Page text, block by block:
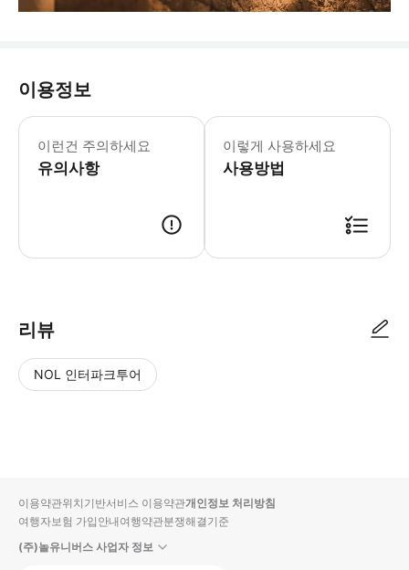
이용정보
이런건 주의하세요
유의사항
이렇게 사용하세요
사용방법
리뷰
NOL 인터파크투어
입니
다.
순
상
이용약관위치기반서비스 이용약관개인정보 처리방침
여행자보험 가입안내여행약관분쟁해결기준
(주)놀유니버스 사업자 정보